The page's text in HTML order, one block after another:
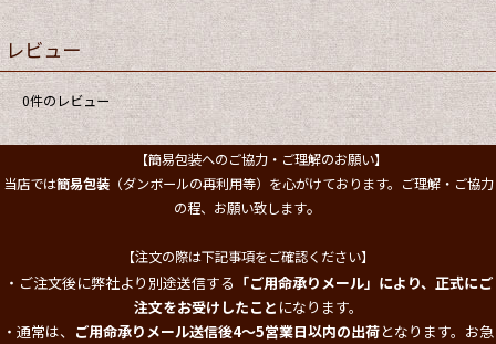
レビュー
0件のレビュー
【簡易包装へのご協力・ご理解のお願い】
当店では簡易包装（ダンボールの再利用等）を心がけております。ご理解・ご協力
の程、お願い致します。
【注文の際は下記事項をご確認ください】
・ご注文後に弊社より別途送信する 「ご用命承りメール」により、正式にご
注文をお受けしたこと になります。
・通常は、 ご用命承りメール送信後4～5営業日以内の出荷となります。お急